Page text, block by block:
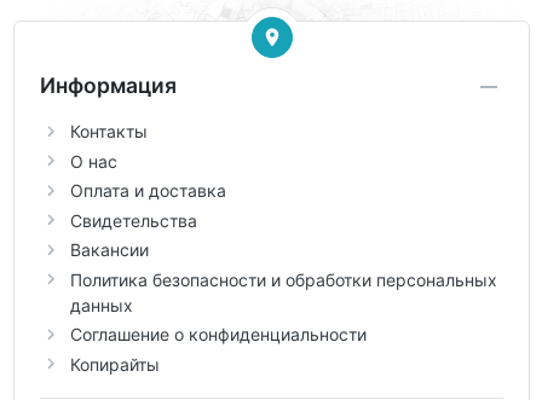
Информация
Контакты
О нас
Оплата и доставка
Свидетельства
Вакансии
Политика безопасности и обработки персональных
данных
Соглашение о конфиденциальности
Копирайты